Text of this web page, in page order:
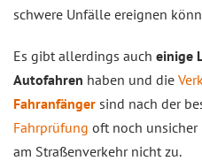
schwere Unfälle ereignen
Es gibt allerdings auch einige
Autofahren haben und die
Fahranfänger sind nach der
Fahrprüfung oft noch unsicher
am Straßenverkehr nicht zu.